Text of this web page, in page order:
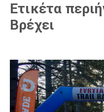
Ετικέτα
Βρέχει